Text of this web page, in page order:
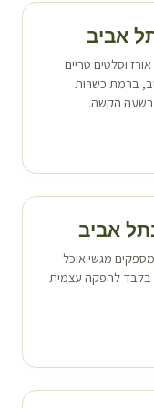
אביב
וסלטים טריים
, ברמת כשרות
הקשה.
תל אביב
מספקים מגשי אוכל
וכשר למהדרין ב-₪58 למנה בלבד להפקה עצמית